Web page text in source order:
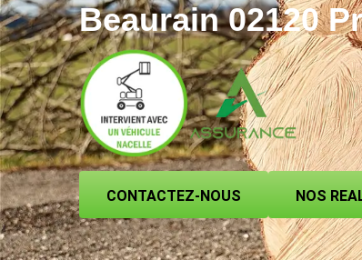
Beaurain 02120
CONTACTEZ-NOUS NOS